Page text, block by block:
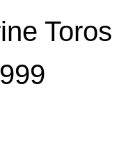
Toros